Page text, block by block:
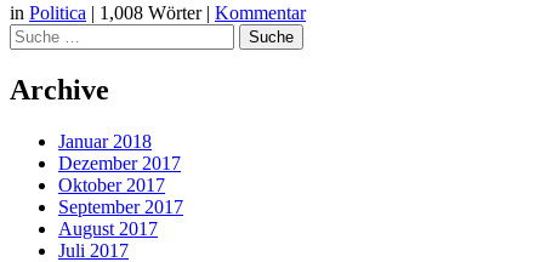
in Politica | 1,008 Wörter | Kommentar
Suche
Archive
Januar 2018
Dezember 2017
Oktober 2017
September 2017
August 2017
Juli 2017